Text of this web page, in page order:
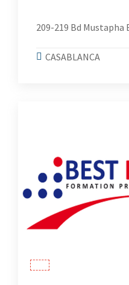
209-219 Bd Mustapha
CASABLANCA